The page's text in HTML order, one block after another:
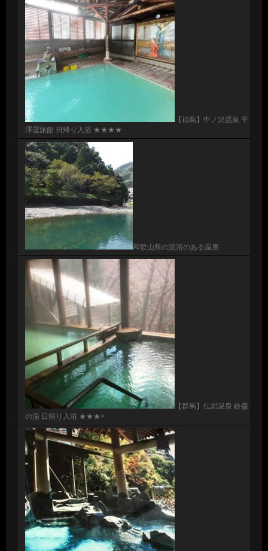
【福島】中ノ沢温泉 平
澤屋旅館 日帰り入浴 ★★★★
和歌山県の混浴のある温泉
【群馬】仏岩温泉 鈴森
の湯 日帰り入浴 ★★★+